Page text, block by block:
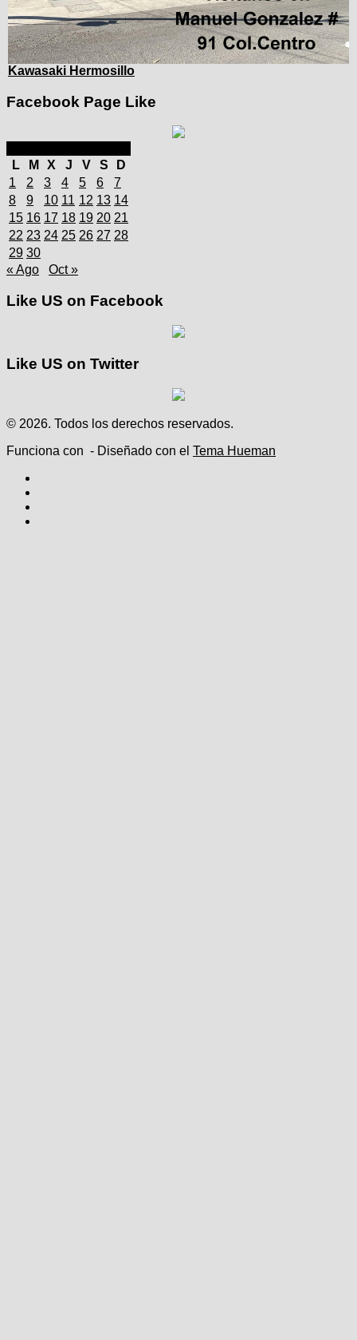
Kawasaki Hermosillo
Facebook Page Like
L
M X J V S
D
1
2 3 4 5 6
7
8
9 10 11 12 13 14
15 16 17 18 19 20 21
22 23 24 25 26 27 28
29 30
« Ago
Oct »
Like US on Facebook
Like US on Twitter
© 2026. Todos los derechos reservados.
Funciona con - Diseñado con el Tema Hueman